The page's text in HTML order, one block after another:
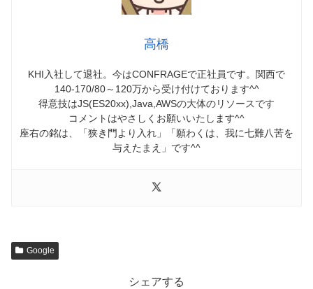
高橋
KHI入社して退社。今はCONFRAGEで正社員です。関西で
140-170/80～120万から受け付けております^^
得意技はJS(ES20xx),Java,AWSの大体のリソースです
コメントはやさしくお願いいたします^^
座右の銘は、「狭き門より入れ」「願わくは、我に七難八苦を
与えたまえ」です^^
Google
シェアする